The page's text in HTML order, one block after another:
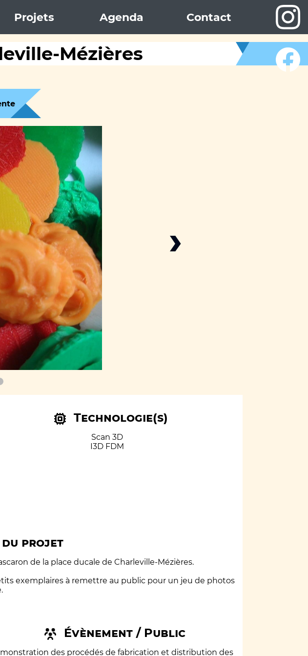
Projets Agenda Contact
Mézières
›
Technologie(s)
Scan 3D
I3D FDM
du projet
de la place ducale de Charleville-Mézières.
exemplaires à remettre au public pour un jeu de photos
Évènement / Public
des procédés de fabrication et distribution des